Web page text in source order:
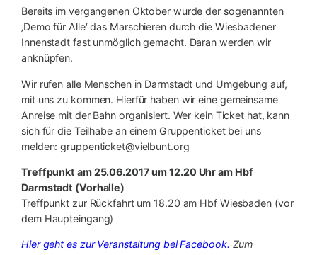
Bereits im vergangenen Oktober wurde der sogenannten
‚Demo für Alle‘ das Marschieren durch die Wiesbadener
Innenstadt fast unmöglich gemacht. Daran werden wir
anknüpfen.
Wir rufen alle Menschen in Darmstadt und Umgebung auf,
mit uns zu kommen. Hierfür haben wir eine gemeinsame
Anreise mit der Bahn organisiert. Wer kein Ticket hat, kann
sich für die Teilhabe an einem Gruppenticket bei uns
melden: gruppenticket@vielbunt.org
Treffpunkt am 25.06.2017 um 12.20 Uhr am Hbf
Darmstadt (Vorhalle)
Treffpunkt zur Rückfahrt um 18.20 am Hbf Wiesbaden (vor
dem Haupteingang)
Hier geht es zur Veranstaltung bei Facebook. Zum